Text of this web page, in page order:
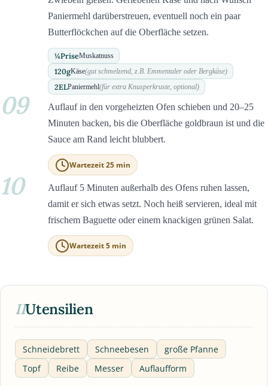
Paniermehl darüberstreuen, eventuell noch ein paar
Butterflöckchen auf die Oberfläche setzen.
¼PriseMuskatnuss
120gKäse(gut schmelzend, z.B. Emmentaler oder Bergkäse)
2ELPaniermehl(für extra Knusperkruste, optional)
09
Auflauf in den vorgeheizten Ofen schieben und 20–25
Minuten backen, bis die Oberfläche goldbraun ist und die
Sauce am Rand leicht blubbert.
Wartezeit 25 min
10
Auflauf 5 Minuten außerhalb des Ofens ruhen lassen,
damit er sich etwas setzt. Noch heiß servieren, ideal mit
frischem Baguette oder einem knackigen grünen Salat.
Wartezeit 5 min
IIUtensilien
Schneidebrett Schneebesen
große Pfanne
Topf
Reibe Messer Auflaufform